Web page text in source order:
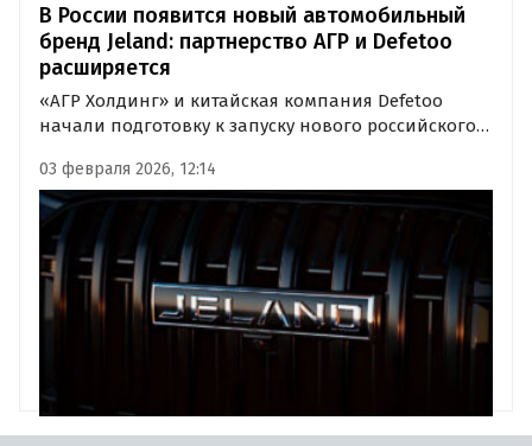
В России появится новый автомобильный
бренд Jeland: партнерство АГР и Defetoo
расширяется
«АГР Холдинг» и китайская компания Defetoo
начали подготовку к запуску нового российского
рамках глобального сотрудничества партнёров,
сообщает пресс-служба.
03 февраля 2026, 12:14